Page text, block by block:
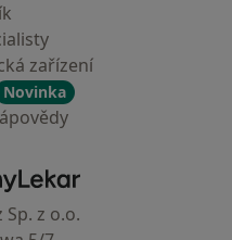
zařízení
Novinka
- Hlavní stránka
z o.o.